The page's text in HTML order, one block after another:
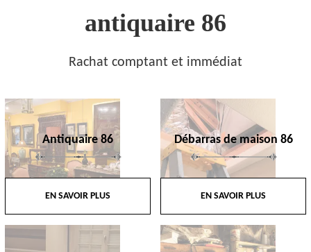
antiquaire 86
Rachat comptant et immédiat
Antiquaire 86
EN SAVOIR PLUS
Débarras de maison 86
EN SAVOIR PLUS